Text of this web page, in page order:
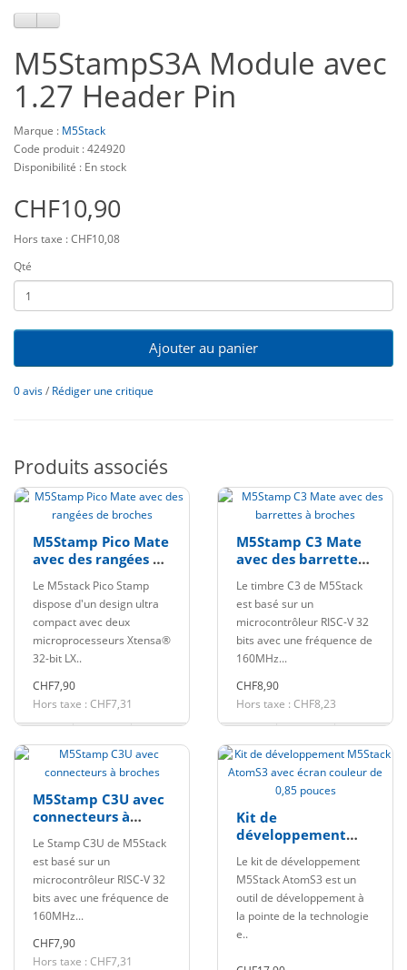
M5StampS3A Module avec
1.27 Header Pin
Marque : M5Stack
Code produit : 424920
Disponibilité : En stock
CHF10,90
Hors taxe : CHF10,08
Qté
Ajouter au panier
0 avis/ Rédiger une critique
Produits associés
M5Stamp Pico Mate
avec des rangées de
Le M5stack Pico Stamp
dispose d'un design ultra
compact avec deux
microprocesseurs Xtensa®
32-bit LX..
CHF7,90
Hors taxe : CHF7,31
M5Stamp C3 Mate
avec des barrettes
Le timbre C3 de M5Stack
est basé sur un
microcontrôleur RISC-V 32
bits avec une fréquence de
160MHz...
CHF8,90
Hors taxe : CHF8,23
M5Stamp C3U avec
connecteurs à
Le Stamp C3U de M5Stack
est basé sur un
microcontrôleur RISC-V 32
bits avec une fréquence de
160MHz...
CHF7,90
Hors taxe : CHF7,31
Kit de
développement
avec écran couleur
de 0,85 pouces
Le kit de développement
M5Stack AtomS3 est un
outil de développement à
la pointe de la technologie
e..